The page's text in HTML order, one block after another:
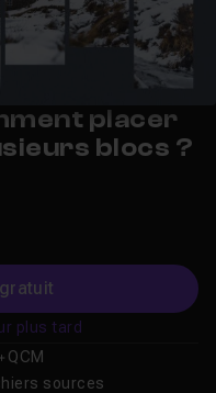
placer
blocs ?
QCM
sources
plus tard